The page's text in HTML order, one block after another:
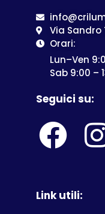
Via Sandro
Orari:
Lun–Ven
Sab 9:00 –
Seguici su:
Link utili: